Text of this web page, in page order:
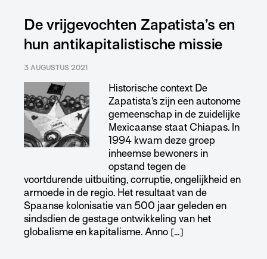
De vrijgevochten Zapatista’s en
hun antikapitalistische missie
3 AUGUSTUS 2021
Historische context De
Zapatista’s zijn een autonome
gemeenschap in de zuidelijke
Mexicaanse staat Chiapas. In
1994 kwam deze groep
inheemse bewoners in
opstand tegen de
voortdurende uitbuiting, corruptie, ongelijkheid en
armoede in de regio. Het resultaat van de
Spaanse kolonisatie van 500 jaar geleden en
sindsdien de gestage ontwikkeling van het
globalisme en kapitalisme. Anno […]